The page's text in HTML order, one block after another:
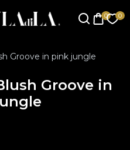
Groove in pink jungle
Groove in